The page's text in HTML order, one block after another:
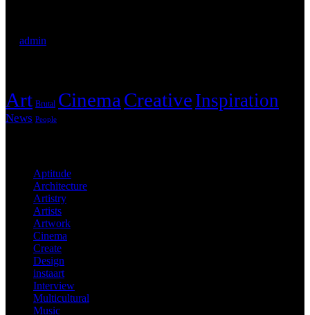
admin
Art Brutal Cinema Creative Inspiration
News People
Aptitude
Architecture
Artistry
Artists
Artwork
Cinema
Create
Design
instaart
Interview
Multicultural
Music